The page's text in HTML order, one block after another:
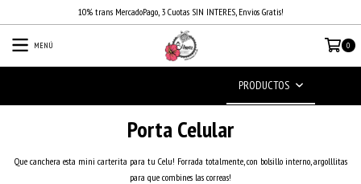
10% trans MercadoPago, 3 Cuotas SIN INTERES, Envios Gratis!
MENÚ 0
PRODUCTOS
Porta Celular
Que canchera esta mini carterita para tu Celu! Forrada totalmente, con bolsillo interno, argolllitas
para que combines las correas!